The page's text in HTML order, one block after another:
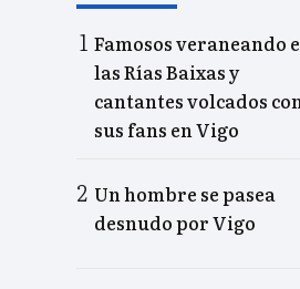
Famosos veraneando
las Rías Baixas y
cantantes volcados
sus fans en Vigo
Un hombre se pasea
desnudo por Vigo